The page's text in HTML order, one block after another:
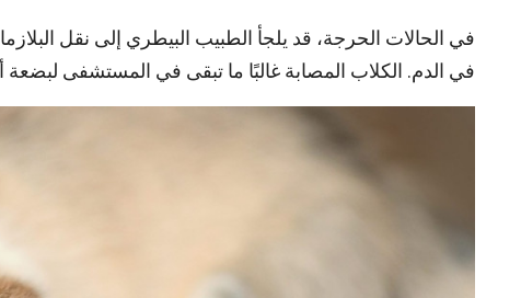
في الحالات الحرجة، قد يلجأ الطبيب البيطري إلى نقل
في الدم. الكلاب المصابة غالبًا ما تبقى في المستشفى لبضعة